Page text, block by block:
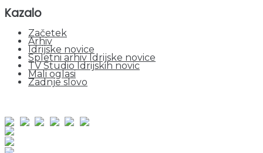
Kazalo
Začetek
Arhiv
Idrijske novice
Spletni arhiv Idrijske novice
TV Studio Idrijskih novic
Mali oglasi
Zadnje slovo